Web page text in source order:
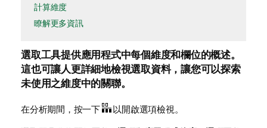
計算維度
瞭解更多資訊
選取工具提供應用程式中每個維度和欄位的概述。
這也可讓人更詳細地檢視選取資料，讓您可以探索
未使用之維度中的關聯。
在分析期間，按一下
以開啟選項檢視。